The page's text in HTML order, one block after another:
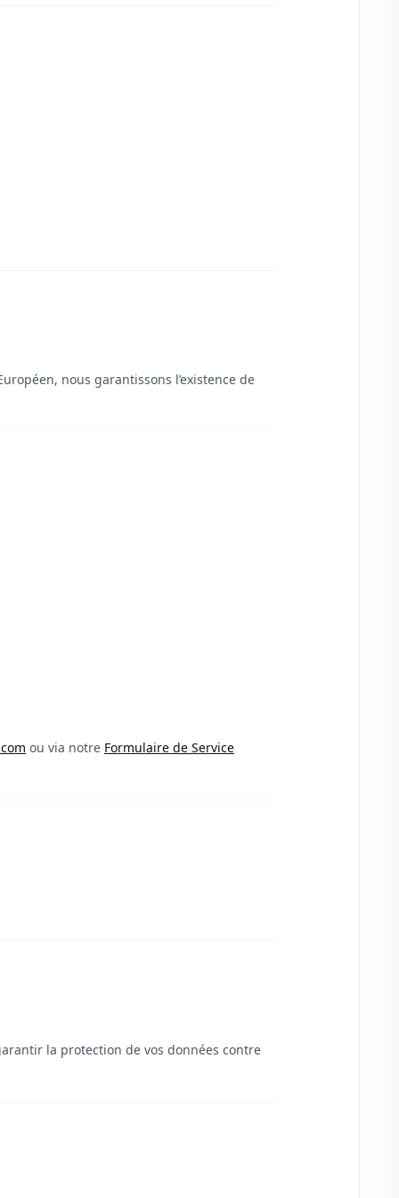
nous garantissons l’existence de
ou via notre Formulaire de Service
la protection de vos données contre